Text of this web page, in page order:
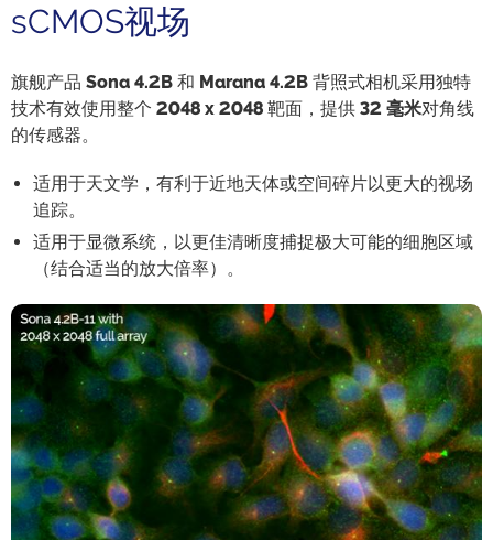
sCMOS视场
旗舰产品 Sona 4.2B 和 Marana 4.2B 背照式相机采用独特
技术有效使用整个 2048 x 2048 靶面，提供 32 毫米对角线
的传感器。
适用于天文学，有利于近地天体或空间碎片以更大的视场
追踪。
适用于显微系统，以更佳清晰度捕捉极大可能的细胞区域
（结合适当的放大倍率）。